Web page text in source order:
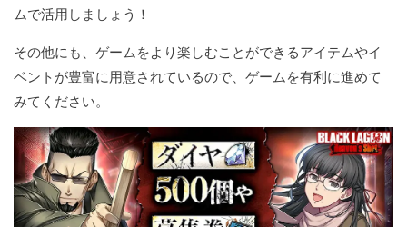
ムで活用しましょう！
その他にも、ゲームをより楽しむことができるアイテムやイ
ベントが豊富に用意されているので、ゲームを有利に進めて
みてください。